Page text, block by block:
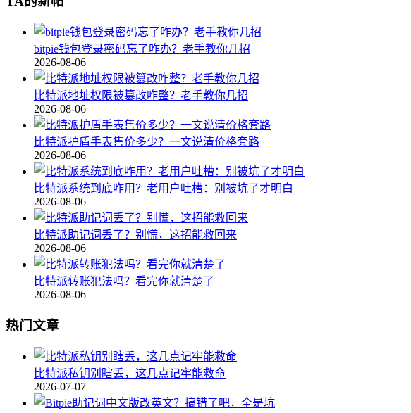
bitpie钱包登录密码忘了咋办？老手教你几招
2026-08-06
比特派地址权限被篡改咋整？老手教你几招
2026-08-06
比特派护盾手表售价多少？一文说清价格套路
2026-08-06
比特派系统到底咋用？老用户吐槽：别被坑了才明白
2026-08-06
比特派助记词丢了？别慌，这招能救回来
2026-08-06
比特派转账犯法吗？看完你就清楚了
2026-08-06
热门文章
比特派私钥别瞎丢，这几点记牢能救命
2026-07-07